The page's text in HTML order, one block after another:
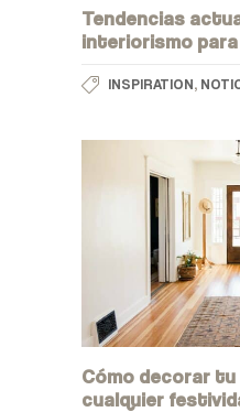
Tendencias
interiorismo para
INSPIRATION,
Cómo decorar
cualquier